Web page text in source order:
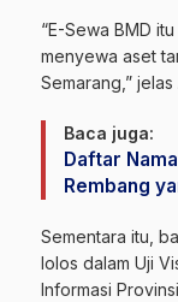
“E-Sewa BMD
menyewa aset
Semarang,”
Baca juga:
Daftar
Rembang
Sementara itu,
lolos dalam Uji
Informasi